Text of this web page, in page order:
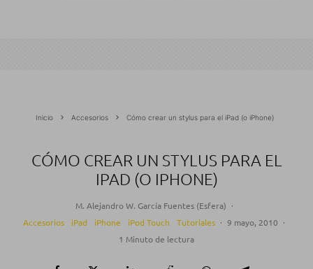
Inicio Accesorios Cómo crear un stylus para el iPad (o iPhone)
CÓMO CREAR UN STYLUS PARA EL
IPAD (O IPHONE)
M. Alejandro W. García Fuentes (Esfera) ·
Accesorios
iPad iPhone iPod Touch Tutoriales · 9 mayo, 2010 ·
1 Minuto de lectura